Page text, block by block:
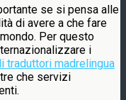
se si pensa alle
di avere a che fare
Per questo
i
traduttori madrelingua
che servizi